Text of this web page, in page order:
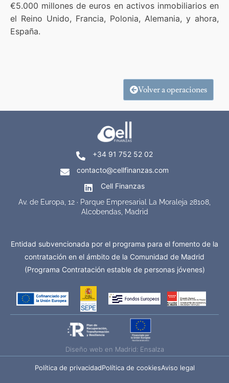
€5.000 millones de euros en activos inmobiliarios en
el Reino Unido, Francia, Polonia, Alemania, y ahora,
España.
Volver a operaciones
+34 91 752 52 02
contacto@cellfinanzas.com
Cell Finanzas
Av. de Europa, 12 · Parque Empresarial La Moraleja 28108,
Alcobendas, Madrid
Entidad subvencionada por el programa para el fomento de la
contratación en el ámbito de la Comunidad de Madrid
(Programa Contratación estable de personas jóvenes)
Diseño web en Madrid: Ensalza
Política de privacidadPolítica de cookiesAviso legal